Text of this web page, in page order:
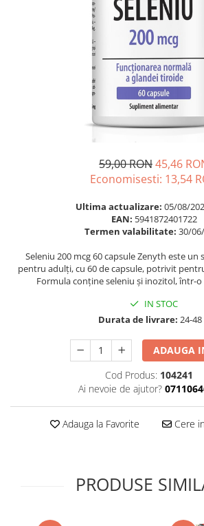
Probiotice si prebiotice
Sistemul respirator
Somn stres si anxietate
Supliment Complexe
Supliment Magneziu
Supliment Vitamina B
Supliment Vitamina D3
Supliment Vitamina E
Supliment Zinc
Tincturi si Gemoderivate
Tuse gat si respiratie
Vitamine si minerale
Balsam masca si tratament
Produse cu SPF Pentru Fata
59,00 RON45,46
Economisesti: 13,54
Ultima actualizare: 05/08/
EAN: 5941872401722
Termen valabilitate: 30/
Seleniu 200 mcg 60 capsule Zenyth este
pentru adulți, cu 60 de capsule, potrivit
Formula conține seleniu și inozitol, într-o
IN STOC
Durata de livrare: 24-48
ADAUGA
Cod Produs: 104241
Ai nevoie de ajutor?
Adauga la Favorite Cere
PRODUSE